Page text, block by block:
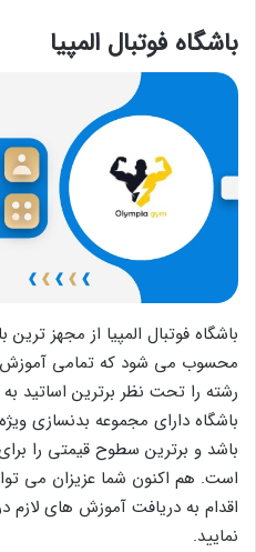
باشگاه فوتبال المپیا
باشگاه فوتبال المپیا از مجهز
محسوب می شود که تمامی آموزش
رشته را تحت نظر برترین اساتید
باشگاه دارای مجموعه بدنسازی
باشد و برترین سطوح قیمتی را
است. هم اکنون شما عزیزان می
اقدام به دریافت آموزش های لازم
نمایید.